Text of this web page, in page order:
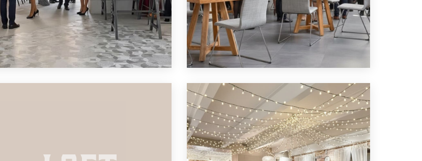
ЛОФТ ДЛЯ СЕМЕЙНОГО
ЛОФТ ДЛЯ ВЕЧЕРА ВСТРЕЧИ
ОДНОКЛАССНИКОВ
ПОДРОБНЕЕ